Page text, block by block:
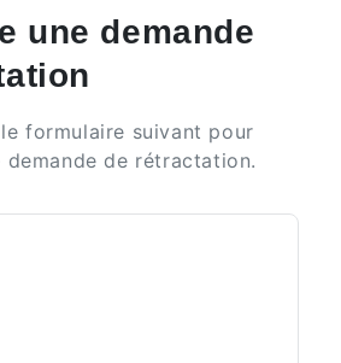
une demande
formulaire suivant pour
de rétractation.